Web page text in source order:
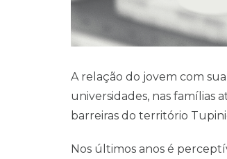
A relação do jovem com
universidades, nas famílias
barreiras do território
Nos últimos anos é